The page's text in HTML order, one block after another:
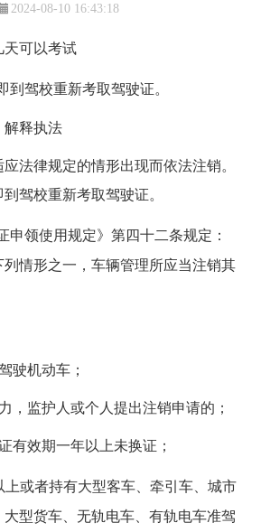
2024-08-10 16:43:18
到驾校重新考取驾驶证。
释执法
法律规定的情形出现而依法注销。
驾校重新考取驾驶证。
申领使用规定》第四十二条规定：
情形之一，车辆管理所应当注销其
驶机动车；
，监护人或个人提出注销申请的；
有效期一年以上未换证；
上或者持有大型客车、牵引车、城市
型货车、无轨电车、有轨电车准驾